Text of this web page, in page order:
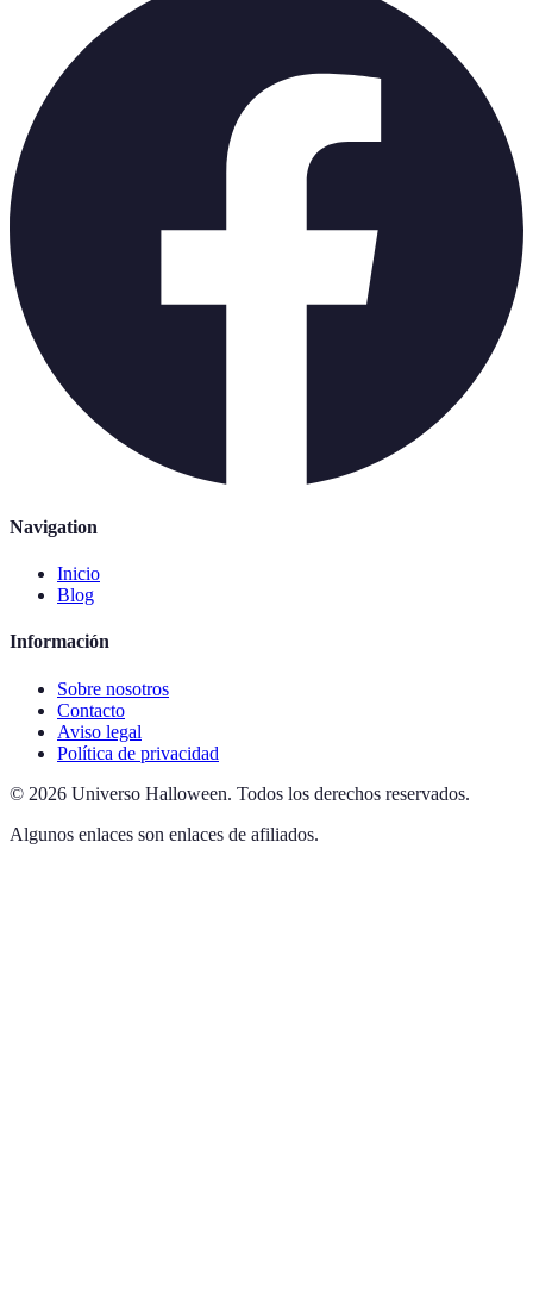
Navigation
Inicio
Blog
Información
Sobre nosotros
Contacto
Aviso legal
Política de privacidad
© 2026 Universo Halloween. Todos los derechos reservados.
Algunos enlaces son enlaces de afiliados.